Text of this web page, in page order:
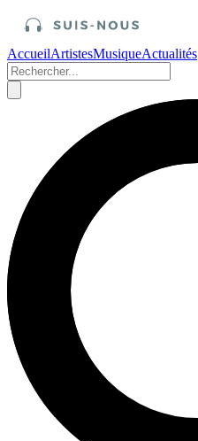
AccueilArtistesMusiqueActualités